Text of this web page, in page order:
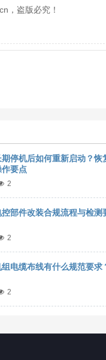
，盗版必究！
停机后如何重新启动？恢
要点
2
部件改装合规流程与检测
2
电缆布线有什么规范要求
2